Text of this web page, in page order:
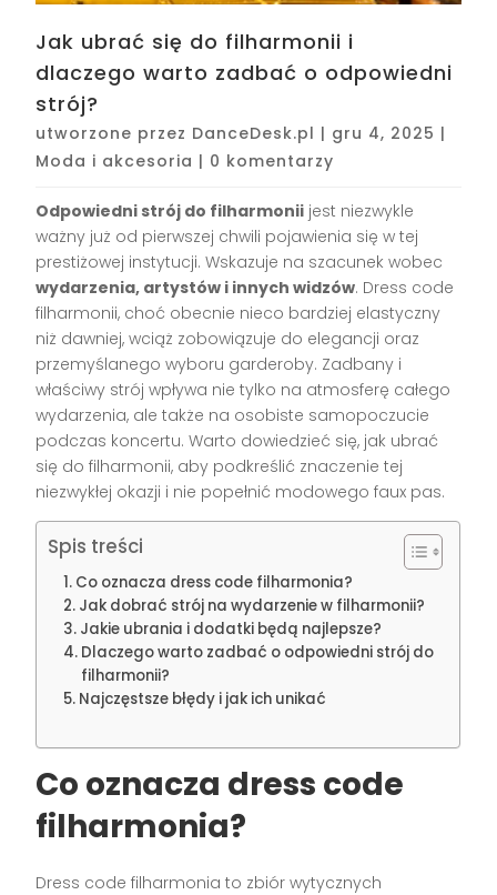
Jak ubrać się do filharmonii i
dlaczego warto zadbać o odpowiedni
strój?
utworzone przez DanceDesk.pl | gru 4, 2025 |
Moda i akcesoria | 0 komentarzy
Odpowiedni strój do filharmonii jest niezwykle
ważny już od pierwszej chwili pojawienia się w tej
prestiżowej instytucji. Wskazuje na szacunek wobec
wydarzenia, artystów i innych widzów. Dress code
filharmonii, choć obecnie nieco bardziej elastyczny
niż dawniej, wciąż zobowiązuje do elegancji oraz
przemyślanego wyboru garderoby. Zadbany i
właściwy strój wpływa nie tylko na atmosferę całego
wydarzenia, ale także na osobiste samopoczucie
podczas koncertu. Warto dowiedzieć się, jak ubrać
się do filharmonii, aby podkreślić znaczenie tej
niezwykłej okazji i nie popełnić modowego faux pas.
Spis treści
Co oznacza dress code filharmonia?
Jak dobrać strój na wydarzenie w filharmonii?
Jakie ubrania i dodatki będą najlepsze?
Dlaczego warto zadbać o odpowiedni strój do
filharmonii?
Najczęstsze błędy i jak ich unikać
Co oznacza dress code
filharmonia?
Dress code filharmonia to zbiór wytycznych